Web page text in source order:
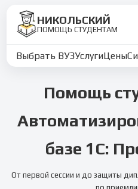
НИКОЛЬСКИЙ
ПОМОЩЬ СТУДЕНТАМ
Выбрать ВУЗУслугиЦены
Помощь
базе 1С:
От первой сессии и до защиты